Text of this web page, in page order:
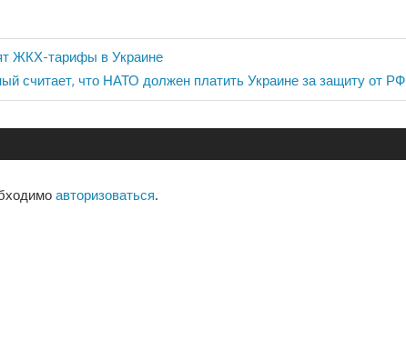
ЖКХ-тарифы в Украине
считает, что НАТО должен платить Украине за защиту от РФ
авторизоваться.